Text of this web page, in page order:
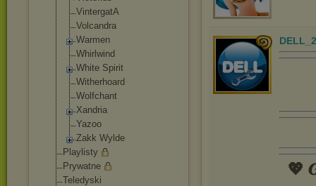
VintergatA
Volcandra
Warmen
Whirlwind
White Spirit
Witherhoard
Wolfchant
Xandria
Yazoo
Zakk Wylde
Playlisty
Prywatne
Teledyski
💖